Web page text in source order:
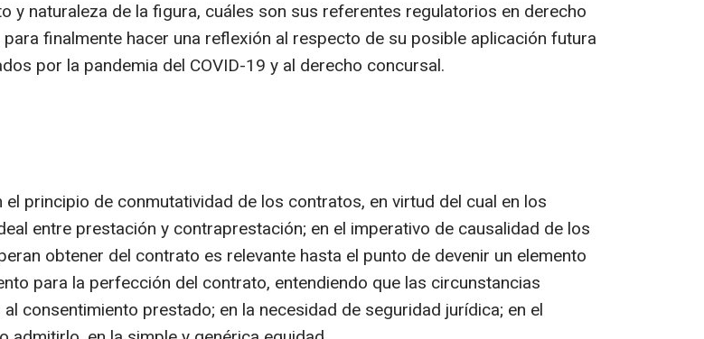
y naturaleza de la figura, cuáles son sus referentes regulatorios en derecho
finalmente hacer una reflexión al respecto de su posible aplicación futura
por la pandemia del COVID-19 y al derecho concursal.
principio de conmutatividad de los contratos, en virtud del cual en los
entre prestación y contraprestación; en el imperativo de causalidad de los
obtener del contrato es relevante hasta el punto de devenir un elemento
para la perfección del contrato, entendiendo que las circunstancias
consentimiento prestado; en la necesidad de seguridad jurídica; en el